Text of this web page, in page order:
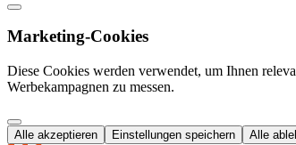
Marketing-Cookies
Diese Cookies werden verwendet, um Ihnen
Werbekampagnen zu messen.
Alle akzeptieren Einstellungen speichern Alle